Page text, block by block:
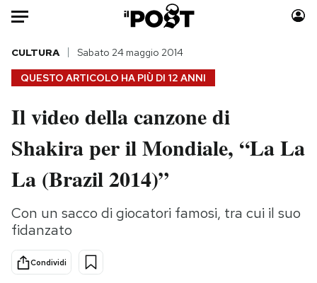
Auto
HOME
Italia
Politica
Tecnologia
Scienza
Economia
Moda
Consumismi
Media
QUESTO ARTICOLO HA PIÙ DI 12 ANNI
CULTURA Sabato 24 maggio 2014
Il video della canzone di
Shakira per il Mondiale, “La La
La (Brazil 2014)”
Con un sacco di giocatori famosi, tra cui il suo
fidanzato
Condividi